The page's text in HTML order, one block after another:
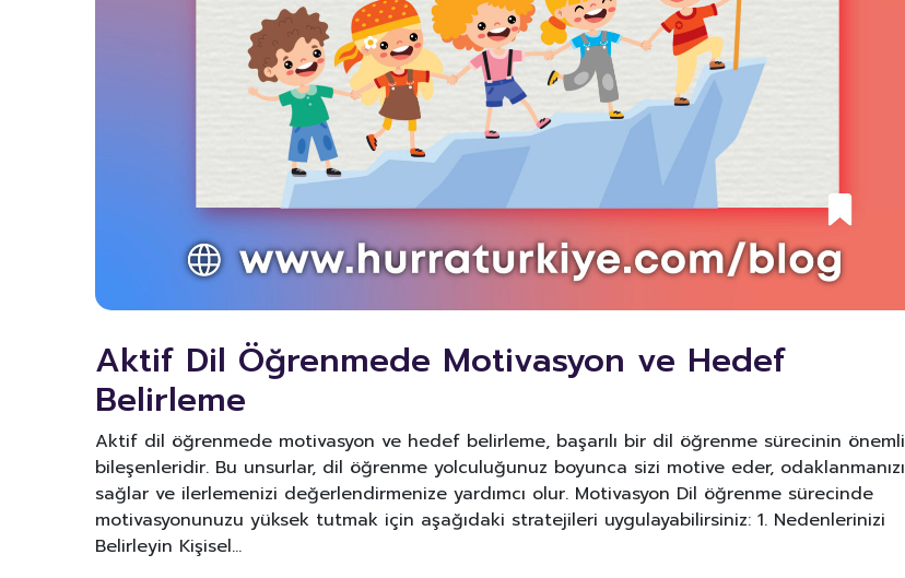
Aktif Dil Öğrenmede Motivasyon ve Hedef
Belirleme
Aktif dil öğrenmede motivasyon ve hedef belirleme, başarılı bir dil öğrenme sürecinin önemli
bileşenleridir. Bu unsurlar, dil öğrenme yolculuğunuz boyunca sizi motive eder, odaklanmanızı
sağlar ve ilerlemenizi değerlendirmenize yardımcı olur. Motivasyon Dil öğrenme sürecinde
motivasyonunuzu yüksek tutmak için aşağıdaki stratejileri uygulayabilirsiniz: 1. Nedenlerinizi
Belirleyin Kişisel…